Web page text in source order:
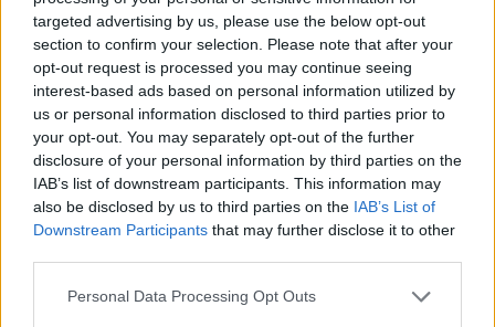
targeted advertising by us, please use the below opt-out
section to confirm your selection. Please note that after your
opt-out request is processed you may continue seeing
interest-based ads based on personal information utilized by
us or personal information disclosed to third parties prior to
your opt-out. You may separately opt-out of the further
disclosure of your personal information by third parties on the
IAB’s list of downstream participants. This information may
also be disclosed by us to third parties on the IAB’s List of
Downstream Participants that may further disclose it to other
Please note that this website/app uses one or more Google
Personal Data Processing Opt Outs
GalluraOggi.it
Ricevi le nostre ultime news
da Google News
Condividi l'articolo